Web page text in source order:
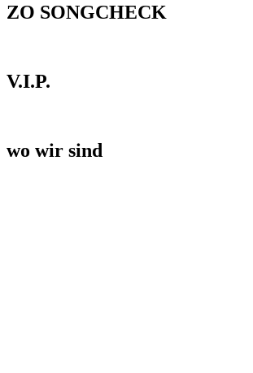
ZO SONGCHECK
V.I.P.
wo wir sind